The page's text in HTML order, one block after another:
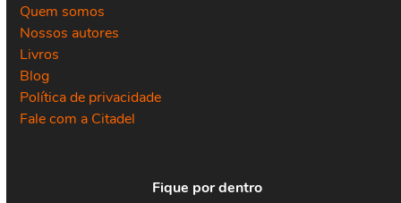
Quem somos
Nossos autores
Livros
Blog
Política de privacidade
Fale com a Citadel
Fique por dentro